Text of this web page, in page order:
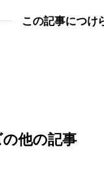
この記事につけ
他の記事